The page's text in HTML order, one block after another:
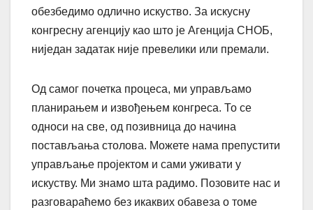
обезбедимо одлично искуство. За искусну
конгресну агенцију као што је Агенција СНОБ,
ниједан задатак није превелики или премали.
Од самог почетка процеса, ми управљамо
планирањем и извођењем конгреса. То се
односи на све, од позивница до начина
постављања столова. Можете нама препустити
управљање пројектом и сами уживати у
искуству. Ми знамо шта радимо. Позовите нас и
разговараћемо без икаквих обавеза о томе